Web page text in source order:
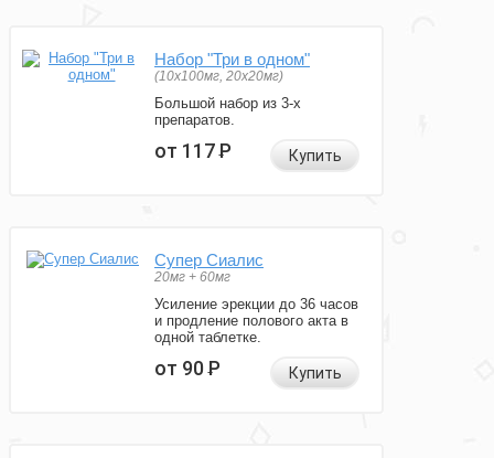
Набор "Три в одном"
(10x100мг, 20x20мг)
Большой набор из 3-х
препаратов.
от 117Р Купить
Супер Сиалис
20мг + 60мг
Усиление эрекции до 36 часов
и продление полового акта в
одной таблетке.
от 90Р Купить